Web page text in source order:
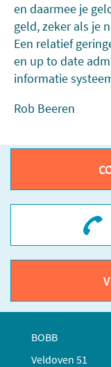
en daarmee je
geld, zeker als je
Een relatief
en up to date
informatie
Rob Beeren
BOBB
Veldoven 51